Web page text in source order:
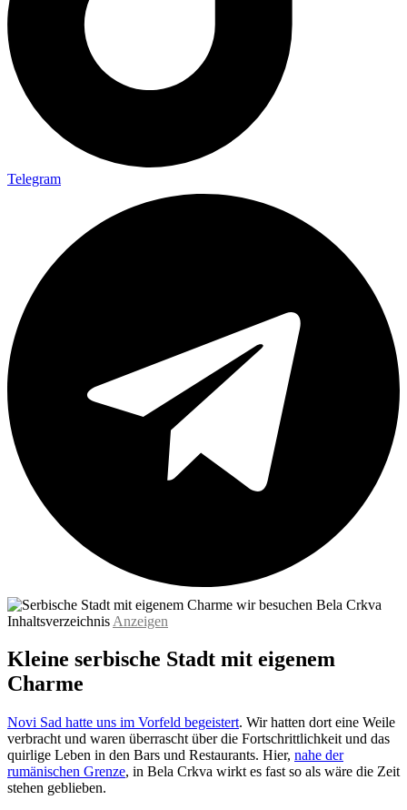
Telegram
Inhaltsverzeichnis Anzeigen
Kleine serbische Stadt mit eigenem
Charme
Novi Sad hatte uns im Vorfeld begeistert. Wir hatten dort eine Weile
verbracht und waren überrascht über die Fortschrittlichkeit und das
quirlige Leben in den Bars und Restaurants. Hier, nahe der
rumänischen Grenze, in Bela Crkva wirkt es fast so als wäre die Zeit
stehen geblieben.